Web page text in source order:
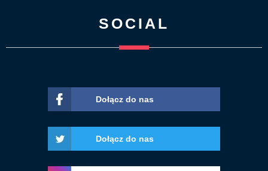
SOCIAL
Dołącz do nas
Dołącz do nas